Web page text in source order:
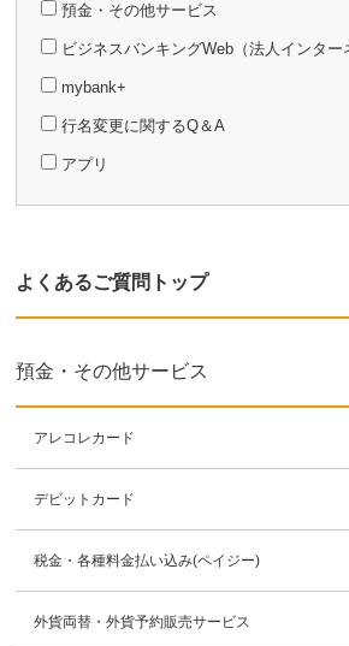
預金・その他サービス
ビジネスバンキングWeb（法人インター
mybank+
行名変更に関するQ＆A
アプリ
よくあるご質問トップ
預金・その他サービス
アレコレカード
デビットカード
税金・各種料金払い込み(ペイジー)
外貨両替・外貨予約販売サービス